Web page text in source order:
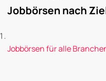
Jobbörsen nach
Jobbörsen für alle